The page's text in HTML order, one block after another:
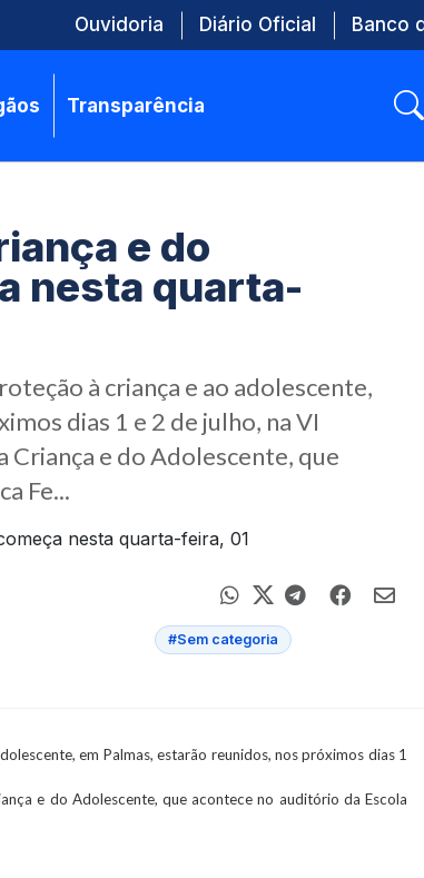
Ouvidoria Diário Oficial Banco
Transparência
e do
nesta quarta-
à criança e ao adolescente,
dias 1 e 2 de julho, na VI
e do Adolescente, que
Fe...
#Sem categoria
em Palmas, estarão reunidos, nos próximos dias 1
e do Adolescente, que acontece no auditório da Escola